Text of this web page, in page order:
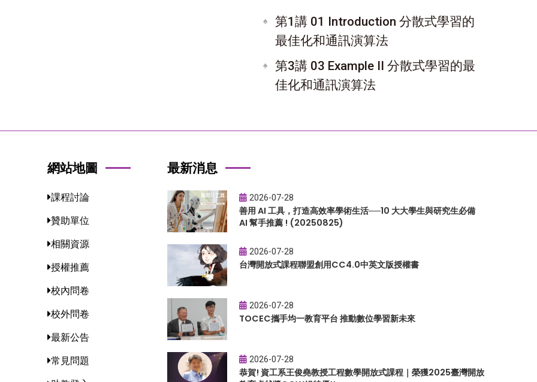
第1講 01 Introduction 分散式學習的
最佳化和通訊演算法
第3講 03 Example II 分散式學習的最
佳化和通訊演算法
網站地圖
課程討論
贊助單位
相關資源
授權推薦
校內問卷
校外問卷
最新公告
常見問題
最新消息
2026-07-28
善用 AI 工具，打造高效率學術生活──10 大大學生與研究生必備
AI 幫手推薦 ! (20250825)
2026-07-28
台灣開放式課程聯盟創用CC4.0中英文版授權書
2026-07-28
TOCEC攜手均一教育平台 推動數位學習新未來
2026-07-28
恭賀! 資工系王俊堯教授工程數學開放式課程｜榮獲2025臺灣開放